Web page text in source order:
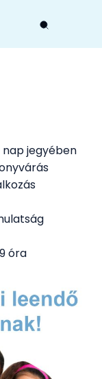
nap jegyében
óra